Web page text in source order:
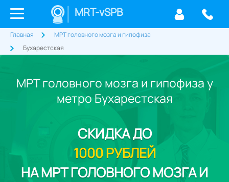
MRT-vSPB
Главная
МРТ головного мозга и гипофиза
Бухарестская
МРТ головного мозга и гипофиза у
метро Бухарестская
СКИДКАДО
1000 РУБЛЕЙ
НА МРТ ГОЛОВНОГО МОЗГА И